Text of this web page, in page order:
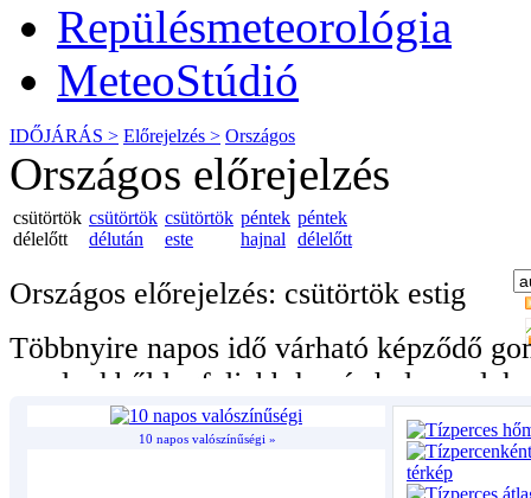
Repülésmeteorológia
MeteoStúdió
IDŐJÁRÁS > Előrejelzés > Országos
Országos előrejelzés
10 napos valószínűségi »